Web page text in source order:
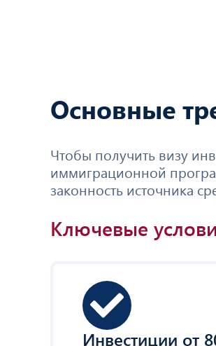
Основные
Чтобы получить визу
иммиграционной
законность источника
Ключевые
Инвестиции от